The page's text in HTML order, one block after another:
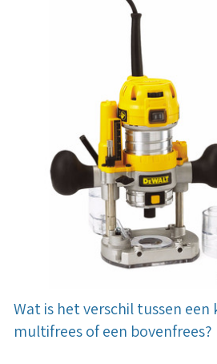
Wat is het verschil tussen
multifrees of een bovenfrees?